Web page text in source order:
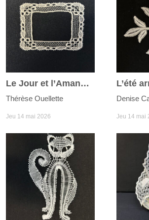
Le Jour et l’Amande
Thérèse Ouellette
Jeu 14 mai 2026
L’été
Denise
Jeu 14 mai